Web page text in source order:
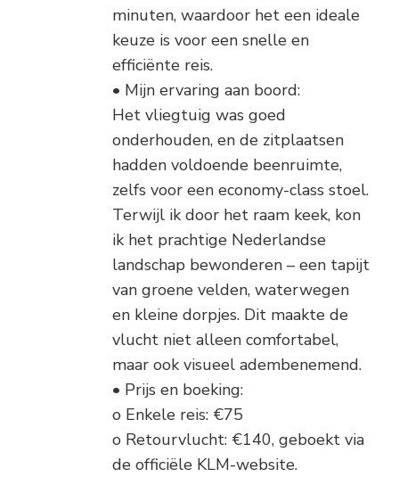
minuten, waardoor het een ideale
keuze is voor een snelle en
efficiënte reis.
• Mijn ervaring aan boord:
Het vliegtuig was goed
onderhouden, en de zitplaatsen
hadden voldoende beenruimte,
zelfs voor een economy-class stoel.
Terwijl ik door het raam keek, kon
ik het prachtige Nederlandse
landschap bewonderen – een tapijt
van groene velden, waterwegen
en kleine dorpjes. Dit maakte de
vlucht niet alleen comfortabel,
maar ook visueel adembenemend.
• Prijs en boeking:
o Enkele reis: €75
o Retourvlucht: €140, geboekt via
de officiële KLM-website.